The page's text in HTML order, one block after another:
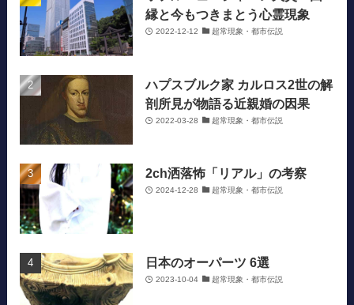
縁と今もつきまとう心霊現象
2022-12-12 超常現象・都市伝説
ハプスブルク家 カルロス2世の解
剖所見が物語る近親婚の因果
2022-03-28 超常現象・都市伝説
2ch洒落怖「リアル」の考察
2024-12-28 超常現象・都市伝説
日本のオーパーツ 6選
2023-10-04 超常現象・都市伝説